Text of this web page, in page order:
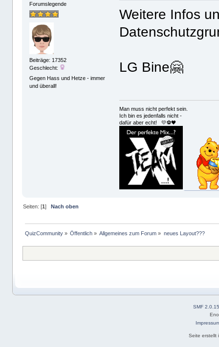
Forumslegende
Beiträge: 17352
Geschlecht:
Gegen Hass und Hetze - immer
und überall!
Weitere Infos
LG Bine🤗
Man muss nicht perfekt sein.
Ich bin es jedenfalls nicht -
dafür aber echt! 💛⚽️🖤
Seiten: [1 ] Nach oben
QuizCommunity» Öffentlich » Allgemeines zum Forum » neues Layout???
SMF 2.0.15
Seite erstellt